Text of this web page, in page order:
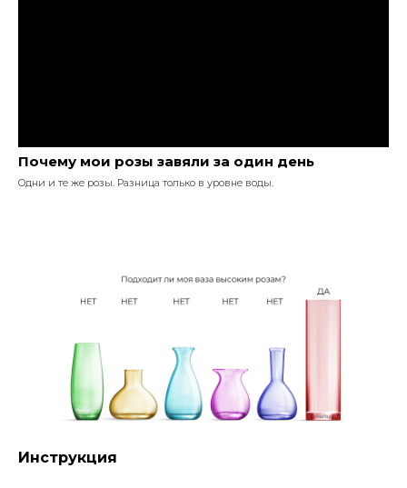
Почему мои розы завяли за один день
Одни и те же розы. Разница только в уровне воды.
Инструкция